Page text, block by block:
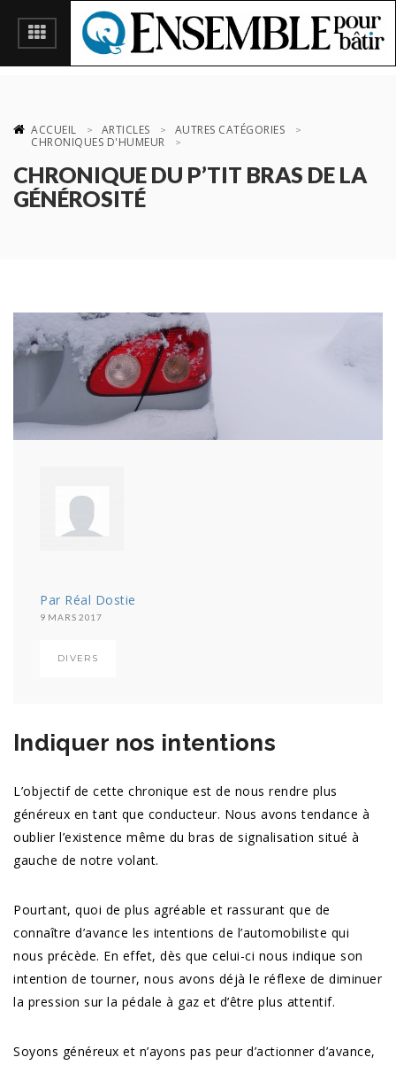
ACCUEIL ARTICLES
AUTRES CATÉGORIES
CHRONIQUES D'HUMEUR
CHRONIQUE DU P’TIT BRAS DE LA
GÉNÉROSITÉ
Par Réal Dostie
9 MARS 2017
DIVERS
Indiquer nos intentions
L’objectif de cette chronique est de nous rendre plus
généreux en tant que conducteur. Nous avons tendance à
oublier l’existence même du bras de signalisation situé à
gauche de notre volant.
Pourtant, quoi de plus agréable et rassurant que de
connaître d’avance les intentions de l’automobiliste qui
nous précède. En effet, dès que celui-ci nous indique son
intention de tourner, nous avons déjà le réflexe de diminuer
la pression sur la pédale à gaz et d’être plus attentif.
Soyons généreux et n’ayons pas peur d’actionner d’avance,